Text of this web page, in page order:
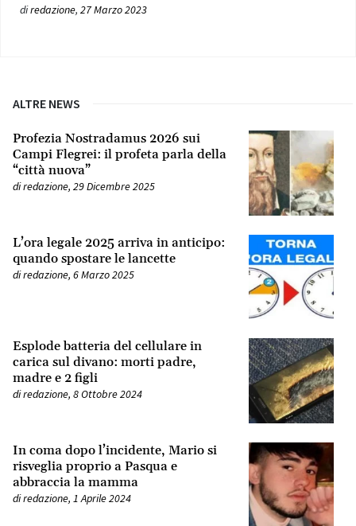
diredazione, 27 Marzo 2023
ALTRE NEWS
Profezia Nostradamus 2026 sui
Campi Flegrei: il profeta parla della
“città nuova”
diredazione, 29 Dicembre 2025
L’ora legale 2025 arriva in anticipo:
quando spostare le lancette
diredazione, 6 Marzo 2025
Esplode batteria del cellulare in
carica sul divano: morti padre,
madre e 2 figli
diredazione, 8 Ottobre 2024
In coma dopo l’incidente, Mario si
risveglia proprio a Pasqua e
abbraccia la mamma
diredazione, 1 Aprile 2024